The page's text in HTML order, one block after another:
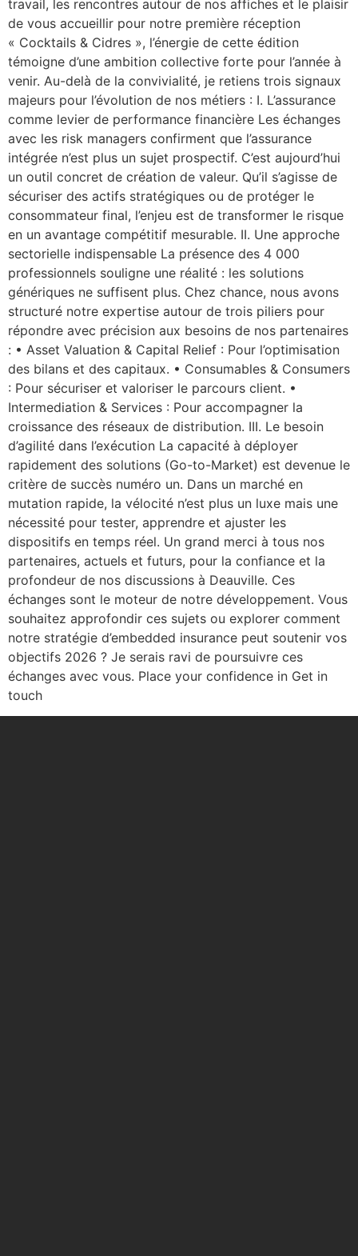
travail, les rencontres autour de nos affiches et le plaisir
de vous accueillir pour notre première réception
« Cocktails & Cidres », l’énergie de cette édition
témoigne d’une ambition collective forte pour l’année à
venir. Au-delà de la convivialité, je retiens trois signaux
majeurs pour l’évolution de nos métiers : I. L’assurance
comme levier de performance financière Les échanges
avec les risk managers confirment que l’assurance
intégrée n’est plus un sujet prospectif. C’est aujourd’hui
un outil concret de création de valeur. Qu’il s’agisse de
sécuriser des actifs stratégiques ou de protéger le
consommateur final, l’enjeu est de transformer le risque
en un avantage compétitif mesurable. II. Une approche
sectorielle indispensable La présence des 4 000
professionnels souligne une réalité : les solutions
génériques ne suffisent plus. Chez chance, nous avons
structuré notre expertise autour de trois piliers pour
répondre avec précision aux besoins de nos partenaires
: • Asset Valuation & Capital Relief : Pour l’optimisation
des bilans et des capitaux. • Consumables & Consumers
: Pour sécuriser et valoriser le parcours client. •
Intermediation & Services : Pour accompagner la
croissance des réseaux de distribution. III. Le besoin
d’agilité dans l’exécution La capacité à déployer
rapidement des solutions (Go-to-Market) est devenue le
critère de succès numéro un. Dans un marché en
mutation rapide, la vélocité n’est plus un luxe mais une
nécessité pour tester, apprendre et ajuster les
dispositifs en temps réel. Un grand merci à tous nos
partenaires, actuels et futurs, pour la confiance et la
profondeur de nos discussions à Deauville. Ces
échanges sont le moteur de notre développement. Vous
souhaitez approfondir ces sujets ou explorer comment
notre stratégie d’embedded insurance peut soutenir vos
objectifs 2026 ? Je serais ravi de poursuivre ces
échanges avec vous. Place your confidence in Get in
touch